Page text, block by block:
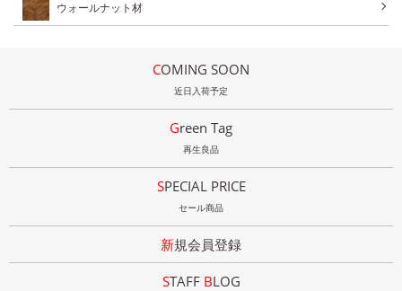
ウォールナット材
COMING SOON
近日入荷予定
Green Tag
再生良品
SPECIAL PRICE
セール商品
新規会員登録
STAFF BLOG